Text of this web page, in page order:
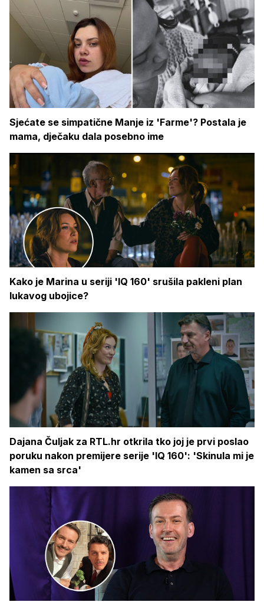
Sjećate se simpatične Manje iz 'Farme'? Postala je
mama, dječaku dala posebno ime
Kako je Marina u seriji 'IQ 160' srušila pakleni plan
lukavog ubojice?
Dajana Čuljak za RTL.hr otkrila tko joj je prvi poslao
poruku nakon premijere serije 'IQ 160': 'Skinula mi je
kamen sa srca'